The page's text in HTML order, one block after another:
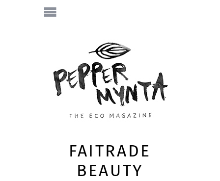
FAITRADE
BEAUTY